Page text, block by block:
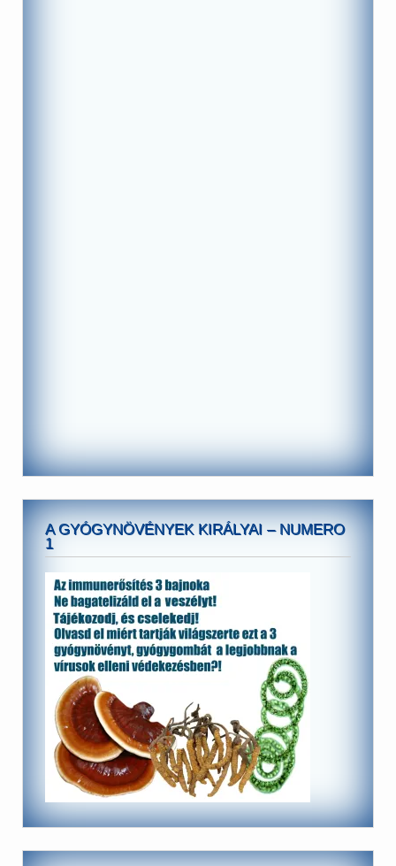
A GYÓGYNÖVÉNYEK KIRÁLYAI – NUMERO
1